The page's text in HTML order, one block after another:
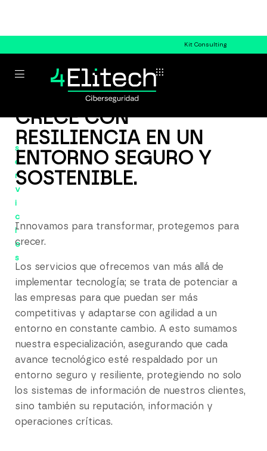
Kit Consulting
s
e
r
v
i
c
i
o
s
CRECE CON
RESILIENCIA EN UN
ENTORNO SEGURO Y
SOSTENIBLE.
Innovamos para transformar, protegemos para
crecer.
Los servicios que ofrecemos van más allá de
implementar tecnología; se trata de potenciar a
las empresas para que puedan ser más
competitivas y adaptarse con agilidad a un
entorno en constante cambio. A esto sumamos
nuestra especialización, asegurando que cada
avance tecnológico esté respaldado por un
entorno seguro y resiliente, protegiendo no solo
los sistemas de información de nuestros clientes,
sino también su reputación, información y
operaciones críticas.